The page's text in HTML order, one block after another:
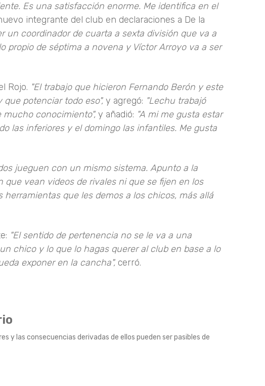
Es una satisfacción enorme. Me identifica en el
integrante del club en declaraciones a De la
un coordinador de cuarta a sexta división que va a
propio de séptima a novena y Víctor Arroyo va a ser
Rojo. "El trabajo que hicieron Fernando Berón y este
potenciar todo eso", y agregó: "Lechu trabajó
conocimiento", y añadió: "A mi me gusta estar
las inferiores y el domingo las infantiles. Me gusta
jueguen con un mismo sistema. Apunto a la
que vean videos de rivales ni que se fijen en los
herramientas que les demos a los chicos, más allá
"El sentido de pertenencia no se le va a una
chico y lo que lo hagas querer al club en base a lo
exponer en la cancha", cerró.
y las consecuencias derivadas de ellos pueden ser pasibles de